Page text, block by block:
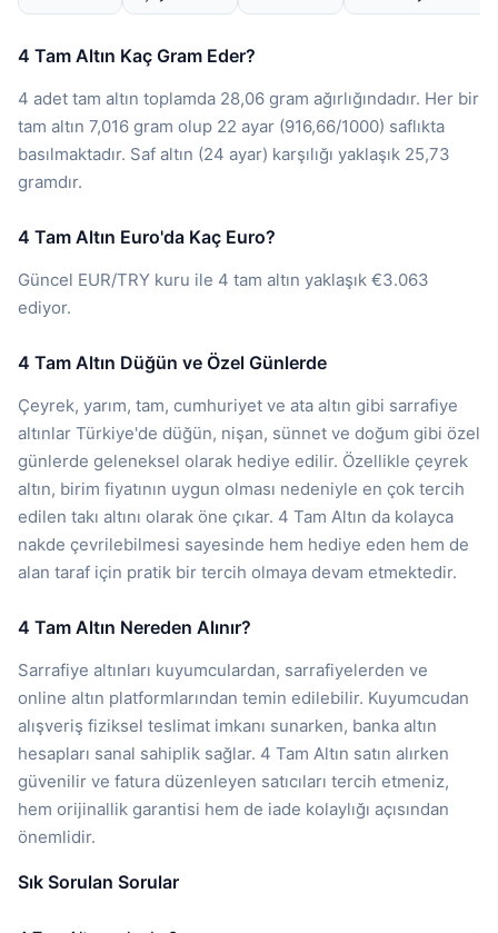
4 Tam Altın Kaç Gram Eder?
4 adet tam altın toplamda 28,06 gram ağırlığındadır. Her bir
tam altın 7,016 gram olup 22 ayar (916,66/1000) saflıkta
basılmaktadır. Saf altın (24 ayar) karşılığı yaklaşık 25,73
gramdır.
4 Tam Altın Euro'da Kaç Euro?
Güncel EUR/TRY kuru ile 4 tam altın yaklaşık €3.063
ediyor.
4 Tam Altın Düğün ve Özel Günlerde
Çeyrek, yarım, tam, cumhuriyet ve ata altın gibi sarrafiye
altınlar Türkiye'de düğün, nişan, sünnet ve doğum gibi özel
günlerde geleneksel olarak hediye edilir. Özellikle çeyrek
altın, birim fiyatının uygun olması nedeniyle en çok tercih
edilen takı altını olarak öne çıkar. 4 Tam Altın da kolayca
nakde çevrilebilmesi sayesinde hem hediye eden hem de
alan taraf için pratik bir tercih olmaya devam etmektedir.
4 Tam Altın Nereden Alınır?
Sarrafiye altınları kuyumculardan, sarrafiyelerden ve
online altın platformlarından temin edilebilir. Kuyumcudan
alışveriş fiziksel teslimat imkanı sunarken, banka altın
hesapları sanal sahiplik sağlar. 4 Tam Altın satın alırken
güvenilir ve fatura düzenleyen satıcıları tercih etmeniz,
hem orijinallik garantisi hem de iade kolaylığı açısından
önemlidir.
Sık Sorulan Sorular